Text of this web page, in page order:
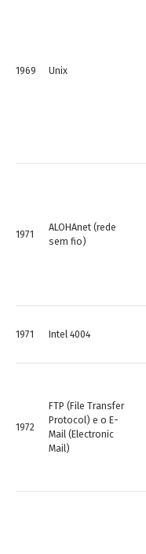
1969 Unix
1971
ALOHAnet (rede
sem fio)
1971 Intel 4004
1972
FTP (File Transfer
Protocol) e o E-
Mail (Electronic
Mail)